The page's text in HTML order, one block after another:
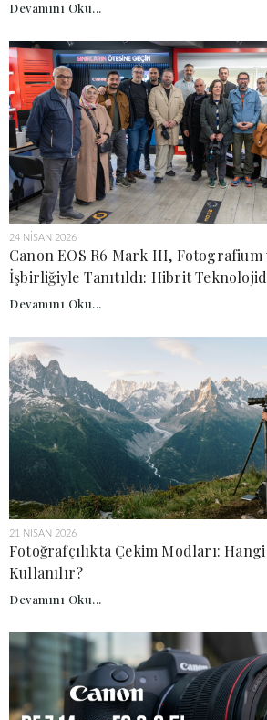
Devamını Oku...
24 NISAN 2026
Canon EOS R6 Mark III, Fotografium
İşbirliğiyle Tanıtıldı: Hibrit
Devamını Oku...
21 NISAN 2026
Fotoğrafçılıkta Çekim Modları:
Kullanılır?
Devamını Oku...